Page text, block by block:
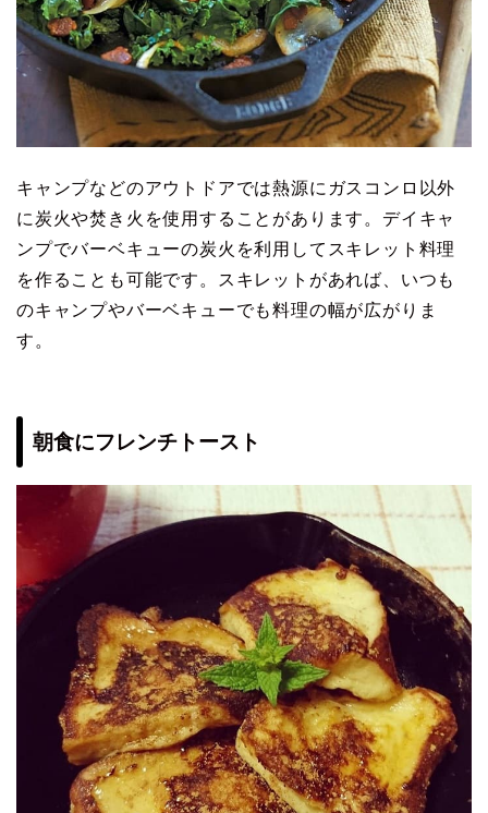
キャンプなどのアウトドアでは熱源にガスコンロ以外
に炭火や焚き火を使用することがあります。デイキャ
ンプでバーベキューの炭火を利用してスキレット料理
を作ることも可能です。スキレットがあれば、いつも
のキャンプやバーベキューでも料理の幅が広がりま
す。
朝食にフレンチトースト